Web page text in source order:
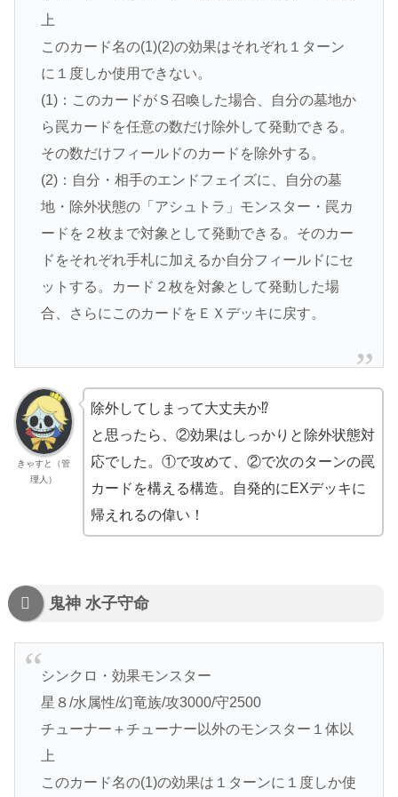
上
このカード名の(1)(2)の効果はそれぞれ１ターン
に１度しか使用できない。
(1)：このカードがＳ召喚した場合、自分の墓地か
ら罠カードを任意の数だけ除外して発動できる。
その数だけフィールドのカードを除外する。
(2)：自分・相手のエンドフェイズに、自分の墓
地・除外状態の「アシュトラ」モンスター・罠カ
ードを２枚まで対象として発動できる。そのカー
ドをそれぞれ手札に加えるか自分フィールドにセ
ットする。カード２枚を対象として発動した場
合、さらにこのカードをＥＸデッキに戻す。
きゃすと（管
理人）
除外してしまって大丈夫か⁉
と思ったら、②効果はしっかりと除外状態対
応でした。①で攻めて、②で次のターンの罠
カードを構える構造。自発的にEXデッキに
帰えれるの偉い！
鬼神 水子守命
シンクロ・効果モンスター
星８/水属性/幻竜族/攻3000/守2500
チューナー＋チューナー以外のモンスター１体以
上
このカード名の(1)の効果は１ターンに１度しか使